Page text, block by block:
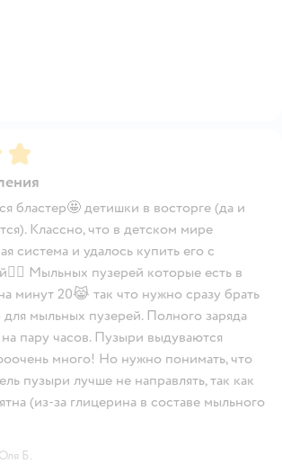
бластер🤩 детишки в восторге (да и
Классно, что в детском мире
система и удалось купить его с
Мыльных пузерей которые есть в
минут 20😹 так что нужно сразу брать
для мыльных пузерей. Полного заряда
пару часов. Пузыри выдуваются
много! Но нужно понимать, что
пузыри лучше не направлять, так как
(из-за глицерина в составе мыльного
Оля Б.